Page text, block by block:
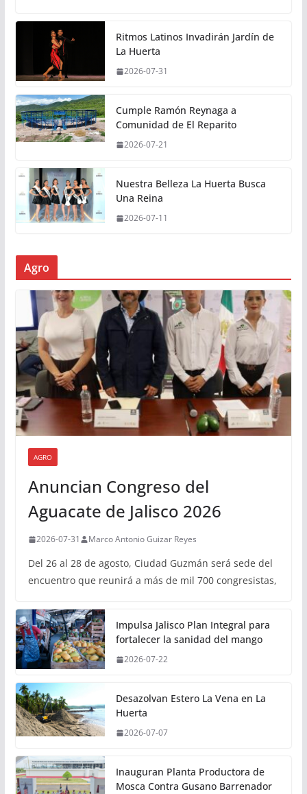
Ritmos Latinos Invadirán Jardín de
La Huerta
2026-07-31
Cumple Ramón Reynaga a
Comunidad de El Reparito
2026-07-21
Nuestra Belleza La Huerta Busca
Una Reina
2026-07-11
Agro
AGRO
Anuncian Congreso del
Aguacate de Jalisco 2026
2026-07-31 Marco Antonio Guizar Reyes
Del 26 al 28 de agosto, Ciudad Guzmán será sede del
encuentro que reunirá a más de mil 700 congresistas,
Impulsa Jalisco Plan Integral para
fortalecer la sanidad del mango
2026-07-22
Desazolvan Estero La Vena en La
Huerta
2026-07-07
Inauguran Planta Productora de
Mosca Contra Gusano Barrenador